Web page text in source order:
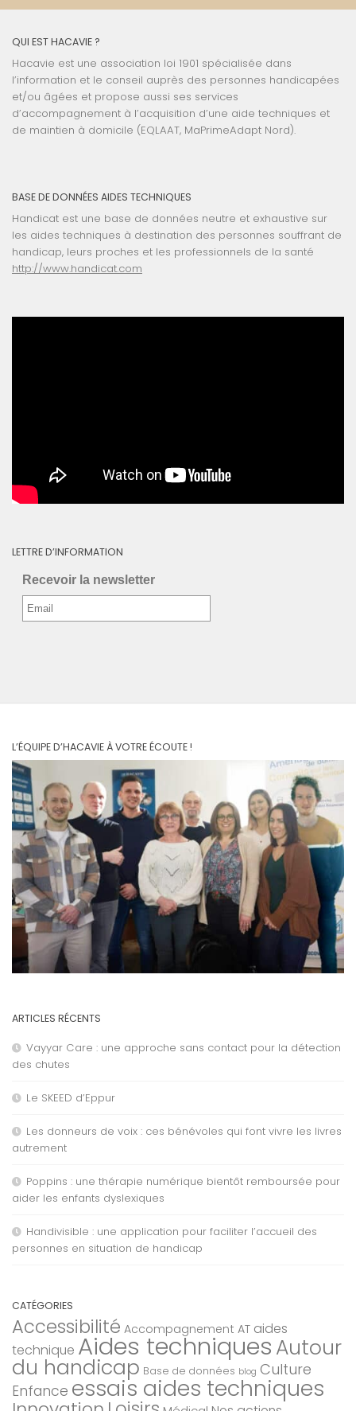
QUI EST HACAVIE ?
Hacavie est une association loi 1901 spécialisée dans
l’information et le conseil auprès des personnes handicapées
et/ou âgées et propose aussi ses services
d’accompagnement à l’acquisition d’une aide techniques et
de maintien à domicile (EQLAAT, MaPrimeAdapt Nord).
BASE DE DONNÉES AIDES TECHNIQUES
Handicat est une base de données neutre et exhaustive sur
les aides techniques à destination des personnes souffrant de
handicap, leurs proches et les professionnels de la santé
http://www.handicat.com
LETTRE D’INFORMATION
Recevoir la newsletter
L’ÉQUIPE D’HACAVIE À VOTRE ÉCOUTE !
ARTICLES RÉCENTS
Vayyar Care : une approche sans contact pour la détection
des chutes
Le SKEED d’Eppur
Les donneurs de voix : ces bénévoles qui font vivre les livres
autrement
Poppins : une thérapie numérique bientôt remboursée pour
aider les enfants dyslexiques
Handivisible : une application pour faciliter l’accueil des
personnes en situation de handicap
CATÉGORIES
Accessibilité Accompagnement AT aides
technique Aides techniquesAutour
du handicap Base de données blog Culture
Enfance essais aides techniques